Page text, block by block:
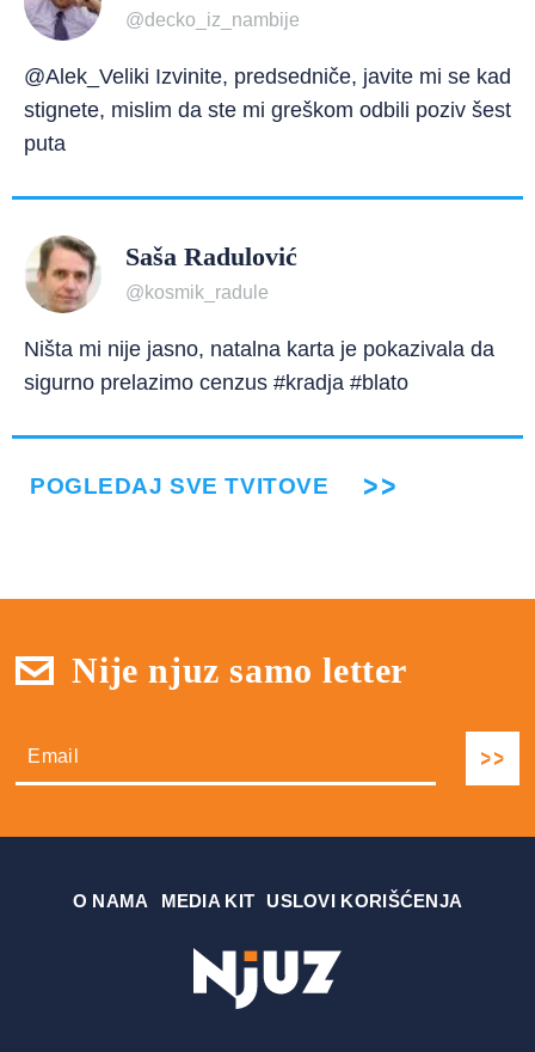
@decko_iz_nambije
@Alek_Veliki Izvinite, predsedniče, javite mi se kad
stignete, mislim da ste mi greškom odbili poziv šest
puta
Saša Radulović
@kosmik_radule
Ništa mi nije jasno, natalna karta je pokazivala da
sigurno prelazimo cenzus #kradja #blato
POGLEDAJ SVE TVITOVE
Nije njuz samo letter
О NAMA MEDIA KIT USLOVI KORIŠĆENJA